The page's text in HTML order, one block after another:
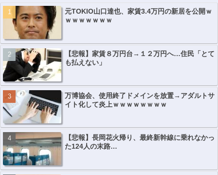
元TOKIO山口達也、家賃3.4万円の新居を公開ｗ
ｗｗｗｗｗｗｗ
【悲報】家賃８万円台→１２万円へ…住民「とて
も払えない」
万博協会、使用終了ドメインを放置→アダルトサ
イト化して炎上ｗｗｗｗｗｗｗｗ
【悲報】長岡花火帰り、最終新幹線に乗れなかっ
た124人の末路…